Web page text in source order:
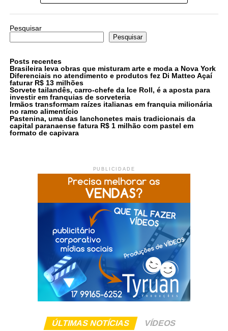
Pesquisar
Pesquisar
Posts recentes
Brasileira leva obras que misturam arte e moda a Nova York
Diferenciais no atendimento e produtos fez Di Matteo Açaí
faturar R$ 13 milhões
Sorvete tailandês, carro-chefe da Ice Roll, é a aposta para
investir em franquias de sorveteria
Irmãos transformam raízes italianas em franquia milionária
no ramo alimentício
Pastenina, uma das lanchonetes mais tradicionais da
capital paranaense fatura R$ 1 milhão com pastel em
formato de capivara
PUBLICIDADE
ÚLTIMAS NOTÍCIAS VÍDEOS